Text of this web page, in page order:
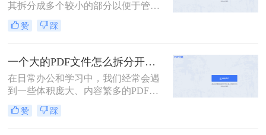
其拆分成多个较小的部分以便于管
理、分享或分别处理不同的章节。无
论是学术研究、项目管理还是日常办
非常实用的技能。以下是一篇关于怎
么把一个大的pdf拆分的详细指南。
赞 踩
一个大的PDF文件怎么拆分开成几个文件？这三种PDF拆分方法轻松搞定！
在日常办公和学习中，我们经常会遇
到一些体积庞大、内容繁多的PDF文
件。这些文件可能包含多个章节、报
告或文档，但出于某种需要，我们可
赞 踩